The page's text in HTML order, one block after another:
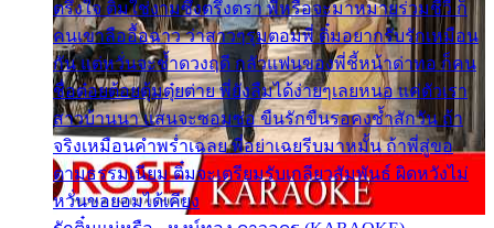
ตรึงใจ ติ๋มใช่งามซึ้งตรึงตรา พี่หรือจะมาหมายร่วมชีวี ก็
คนเขาลืออื้อฉาว ว่าสาวๆรุมตอมพี่ ติ๋มอยากรับรักเหมือน
กัน แต่หวั่นจะช้ำดวงฤดี กลัวแฟนของพี่ชี้หน้าด่าทอ ก็คน
ชื่อต๋อยต้อยตุ้มตุ๋ยต่าย พี่ยังลืมได้ง่ายๆเลยหนอ แค่ตัวเรา
สาวบ้านนา แสนจะซอมซ่อ ขืนรักขืนรอคงช้ำสักวัน ถ้า
จริงเหมือนคำพร่ำเฉลย พี่อย่าเฉยรีบมาหมั้น ถ้าพี่สู่ขอ
ตามธรรมเนียม ติ๋มจะเตรียมรับเกลียวสัมพันธ์ ผิดหวังไม่
หวั่นขอยอมได้เคียง